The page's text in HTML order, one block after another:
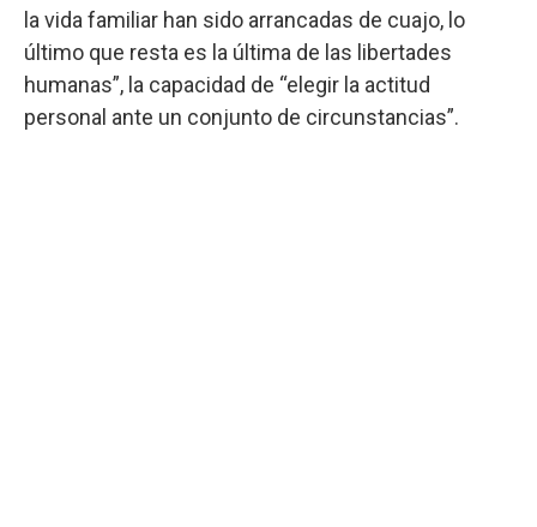
la vida familiar han sido arrancadas de cuajo, lo
último que resta es la última de las libertades
humanas”, la capacidad de “elegir la actitud
personal ante un conjunto de circunstancias”.